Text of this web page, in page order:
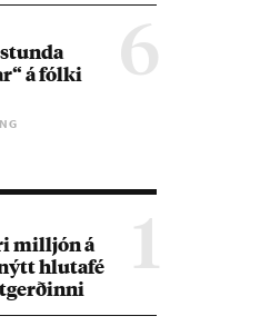
6
stunda
á fólki
1
millj­ón á
hluta­fé